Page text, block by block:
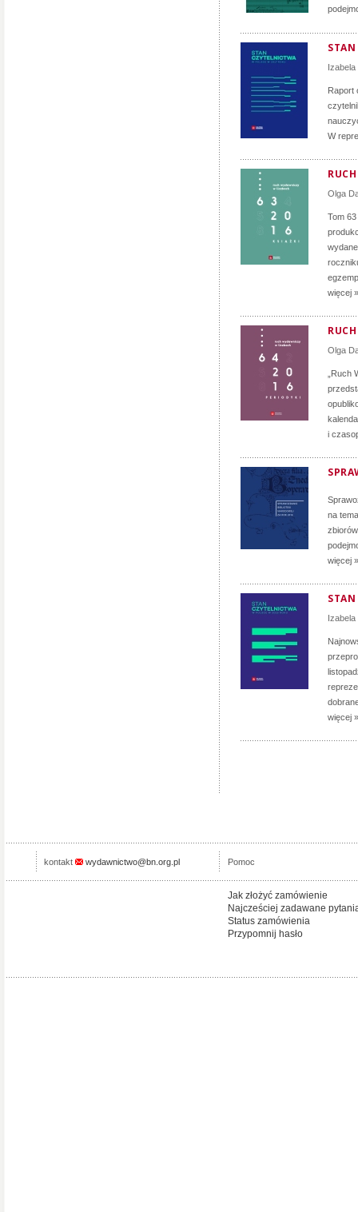
Raport
W
Olga
Tom
więcej »
Olga
i
na
więcej »
więcej »
kontakt wydawnictwo@bn.org.pl Pomoc
Jak złożyć zamówienie
Najcześciej zadawane
Status zamówienia
Przypomnij hasło